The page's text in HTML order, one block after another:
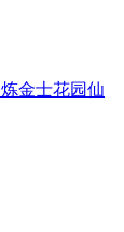
炼金士花园仙